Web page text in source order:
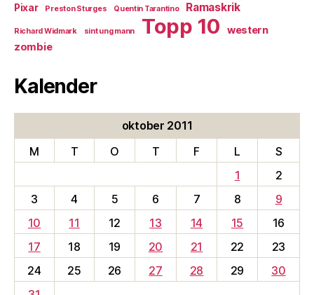
Pixar Preston Sturges Quentin Tarantino Ramaskrik
Richard Widmark sint ung mann Topp 10
western
zombie
Kalender
oktober 2011
M
T O T F L
S
1
2
3
4 5 6 7 8
9
10
11 12 13 14 15
16
17
18 19 20 21 22
23
24
25 26 27 28 29
30